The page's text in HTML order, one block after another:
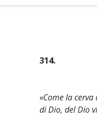
314.
«Come la
di Dio, del Dio